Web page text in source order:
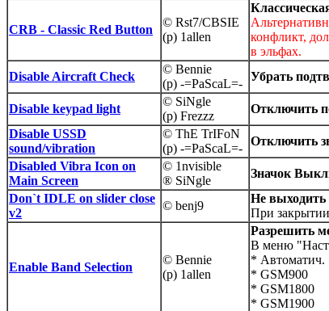
CRB - Classic Red Button
© Rst7/CBSIE
(p) 1allen
конфликт,
в эльфах.
Disable Aircraft Check
© Bennie
(p) -=PaScaL=-
Убрать
Disable keypad light
© SiNgle
(p) Frezzz
Отключить
Disable USSD
sound/vibration
© ThE TrIFoN
(p) -=PaScaL=-
Отключить
Disabled Vibra Icon on
Main Screen
© 1nvisible
® SiNgle
Значок
Don`t IDLE on slider close
v2
© benj9
Не выходить
При
Enable Band Selection
© Bennie
(p) 1allen
Разрешить
В меню
* Автоматич.
* GSM900
* GSM1800
* GSM1900